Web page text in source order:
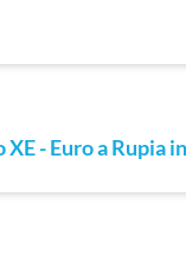
- Euro a Rupia